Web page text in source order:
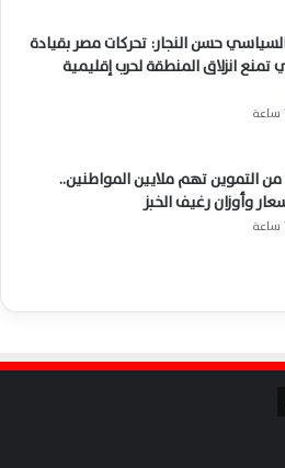
حسن النجار: تحركات مصر بقيادة
انزلاق المنطقة لحرب إقليمية
من التموين تهم ملايين المواطنين..
وأوزان رغيف الخبز